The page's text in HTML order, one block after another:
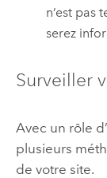
n’est pas
serez
Surveiller
Avec un rôle
plusieurs
de votre site.